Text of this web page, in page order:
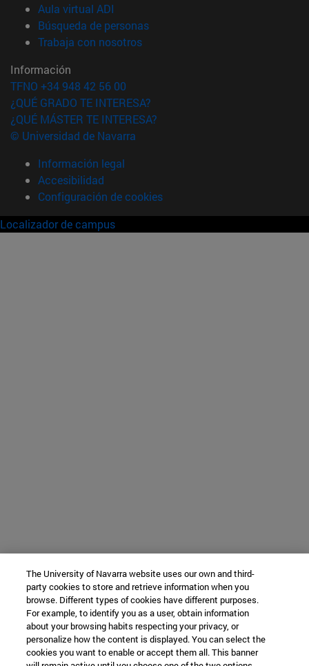
Aula virtual ADI
Búsqueda de personas(abre en nueva ventana)
Trabaja con nosotros(abre en nueva ventana)
Información
TFNO +34 948 42 56 00
¿QUÉ GRADO TE INTERESA?
¿QUÉ MÁSTER TE INTERESA?
© Universidad de Navarra
Información legal
Accesibilidad
Configuración de cookies
Localizador de campus
The University of Navarra website uses our own and third-
party cookies to store and retrieve information when you
browse. Different types of cookies have different purposes.
For example, to identify you as a user, obtain information
about your browsing habits respecting your privacy, or
personalize how the content is displayed. You can select the
cookies you want to enable or accept them all. This banner